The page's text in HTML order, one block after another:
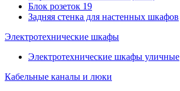
Блок розеток 19
Задняя стенка для настенных шкафов
Электротехнические шкафы
Электротехнические шкафы уличные
Кабельные каналы и люки